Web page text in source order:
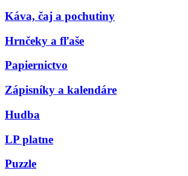
Káva, čaj a pochutiny
Hrnčeky a fľaše
Papiernictvo
Zápisníky a kalendáre
Hudba
LP platne
Puzzle